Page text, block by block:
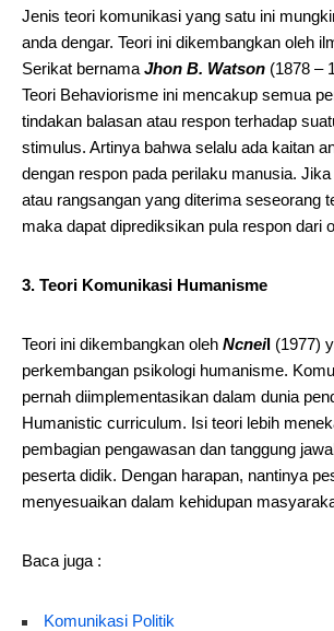
Jenis teori komunikasi yang satu ini
anda dengar. Teori ini dikembangkan oleh
Serikat bernama Jhon B. Watson (1878 –
Teori Behaviorisme ini mencakup semua
tindakan balasan atau respon terhadap
stimulus. Artinya bahwa selalu ada kaitan
dengan respon pada perilaku manusia.
atau rangsangan yang diterima seseorang
maka dapat diprediksikan pula respon dari
3. Teori Komunikasi Humanisme
Teori ini dikembangkan oleh Ncneil (1977)
perkembangan psikologi humanisme.
pernah diimplementasikan dalam dunia
Humanistic curriculum. Isi teori lebih
pembagian pengawasan dan tanggung
peserta didik. Dengan harapan, nantinya
menyesuaikan dalam kehidupan
Baca juga :
Komunikasi Politik